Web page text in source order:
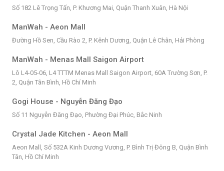
Số 182 Lê Trọng Tấn, P. Khương Mai, Quận Thanh Xuân, Hà Nội
ManWah - Aeon Mall
Đường Hồ Sen, Cầu Rào 2, P. Kênh Dương, Quận Lê Chân, Hải Phòng
ManWah - Menas Mall Saigon Airport
Lô L4-05-06, L4 TTTM Menas Mall Saigon Airport, 60A Trường Sơn, P.
2, Quận Tân Bình, Hồ Chí Minh
Gogi House - Nguyễn Đăng Đạo
Số 11 Nguyễn Đăng Đạo, Phường Đại Phúc, Bắc Ninh
Crystal Jade Kitchen - Aeon Mall
Aeon Mall, Số 532A Kinh Dương Vương, P. Bình Trị Đông B, Quận Bình
Tân, Hồ Chí Minh